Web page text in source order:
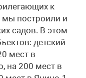
к
мы построили и
садов. В этом
детский
мест в
на 200 мест в